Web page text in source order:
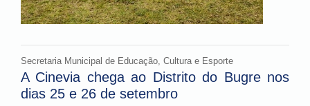
Secretaria Municipal de Educação, Cultura e Esporte
A Cinevia chega ao Distrito do Bugre nos
dias 25 e 26 de setembro